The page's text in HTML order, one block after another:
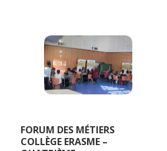
FORUM DES MÉTIERS
COLLÈGE ERASME –